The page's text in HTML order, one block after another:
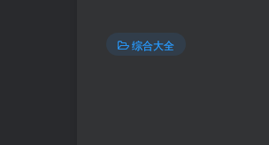
综合大全